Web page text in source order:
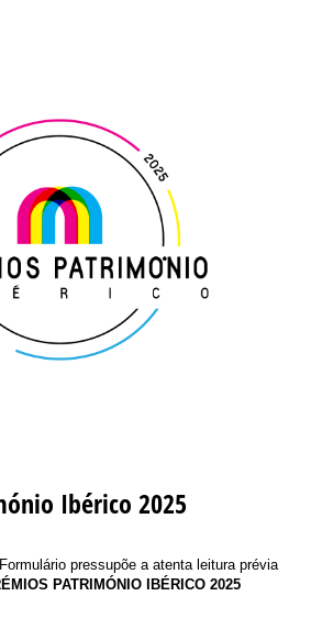
Ibérico 2025
pressupõe a atenta leitura prévia
PATRIMÓNIO IBÉRICO 2025